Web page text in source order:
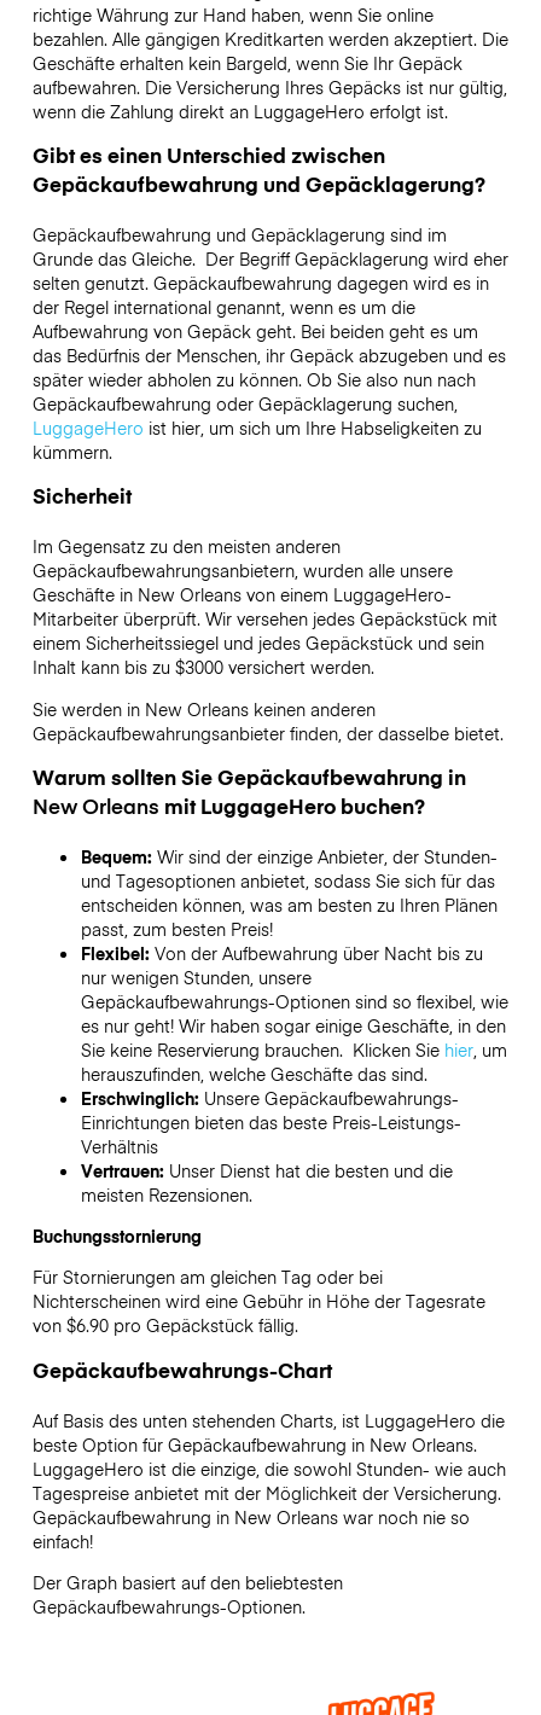
richtige Währung zur Hand haben, wenn Sie online
bezahlen. Alle gängigen Kreditkarten werden akzeptiert. Die
Geschäfte erhalten kein Bargeld, wenn Sie Ihr Gepäck
aufbewahren. Die Versicherung Ihres Gepäcks ist nur gültig,
wenn die Zahlung direkt an LuggageHero erfolgt ist.
Gibt es einen Unterschied zwischen
Gepäckaufbewahrung und Gepäcklagerung?
Gepäckaufbewahrung und Gepäcklagerung sind im
Grunde das Gleiche. Der Begriff Gepäcklagerung wird eher
selten genutzt. Gepäckaufbewahrung dagegen wird es in
der Regel international genannt, wenn es um die
Aufbewahrung von Gepäck geht. Bei beiden geht es um
das Bedürfnis der Menschen, ihr Gepäck abzugeben und es
später wieder abholen zu können. Ob Sie also nun nach
Gepäckaufbewahrung oder Gepäcklagerung suchen,
LuggageHero ist hier, um sich um Ihre Habseligkeiten zu
kümmern.
Sicherheit
Im Gegensatz zu den meisten anderen
Gepäckaufbewahrungsanbietern,wurden alle unsere
Geschäfte in New Orleansvon einem LuggageHero-
Mitarbeiter überprüft. Wir versehen jedes Gepäckstück mit
einem Sicherheitssiegel und jedes Gepäckstück und sein
Inhalt kann bis zu $3000versichert werden.
Sie werden in New Orleanskeinen anderen
Gepäckaufbewahrungsanbieter finden, der dasselbe bietet.
Warum sollten Sie Gepäckaufbewahrung in
New Orleans mit LuggageHero buchen?
Bequem: Wir sind der einzige Anbieter, der Stunden-
und Tagesoptionen anbietet, sodass Sie sich für das
entscheiden können, was am besten zu Ihren Plänen
passt, zum besten Preis!
Flexibel: Von der Aufbewahrung über Nacht bis zu
nur wenigen Stunden, unsere
Gepäckaufbewahrungs-Optionen sind so flexibel, wie
es nur geht! Wir haben sogar einige Geschäfte, in den
Sie keine Reservierung brauchen. Klicken Sie hier, um
herauszufinden, welche Geschäfte das sind.
Erschwinglich: Unsere Gepäckaufbewahrungs-
Einrichtungen bieten das beste Preis-Leistungs-
Verhältnis
Vertrauen: Unser Dienst hat die besten und die
meisten Rezensionen.
Buchungsstornierung
Für Stornierungen am gleichen Tag oder bei
Nichterscheinen wird eine Gebühr in Höhe der Tagesrate
von $6.90 pro Gepäckstück fällig.
Gepäckaufbewahrungs-Chart
Auf Basis des unten stehenden Charts, ist LuggageHero die
beste Option für Gepäckaufbewahrung in New Orleans.
LuggageHero ist die einzige, die sowohl Stunden- wie auch
Tagespreise anbietet mit der Möglichkeit der Versicherung.
Gepäckaufbewahrung in New Orleanswar noch nie so
einfach!
Der Graph basiert auf den beliebtesten
Gepäckaufbewahrungs-Optionen.